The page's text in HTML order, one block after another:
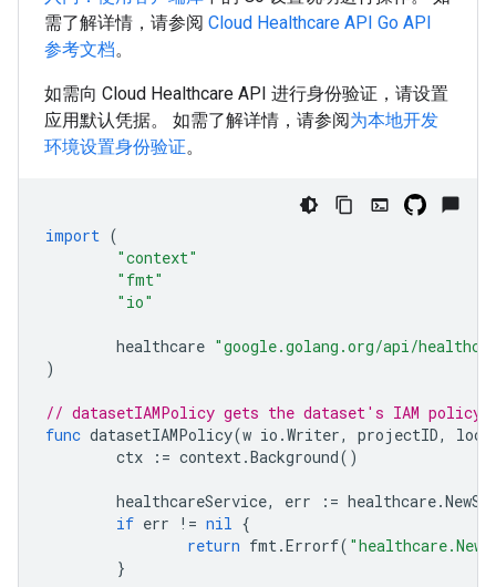
需了解详情，请参阅 Cloud Healthcare API Go API
参考文档。
如需向 Cloud Healthcare API 进行身份验证，请设置
应用默认凭据。 如需了解详情，请参阅为本地开发
环境设置身份验证。
import (
"context"
"fmt"
"io"
healthcare "google.golang.org/api/
)
// datasetIAMPolicy gets the dataset's IAM policy.
func datasetIAMPolicy(w io .Writer, projectID,
ctx
:= context.Background()
healthcareService, err := healthcare.
if err != nil {
return fmt.Errorf(
}